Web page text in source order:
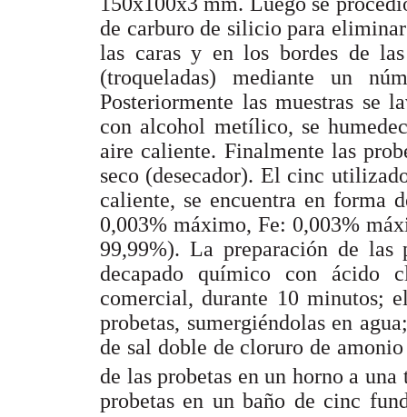
de carburo de silicio para
las caras y en los bordes de
(troqueladas) mediante un
Posteriormente las muestras se
con alcohol metílico, se
aire caliente. Finalmente las
seco (desecador). El cinc
caliente, se encuentra en forma
0,003% máximo, Fe: 0,003%
99,99%). La preparación de las
decapado químico con ácido
comercial, durante 10 minutos;
probetas, sumergiéndolas en
de sal doble de cloruro de
de las probetas en un horno a
probetas en un baño de cinc